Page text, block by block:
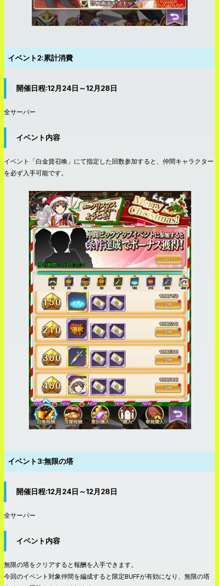
イベント2:累計消費
開催日程:12月24日～12月28日
全サーバー
イベント内容
イベント「白金貨召喚」にて指定した回数参加すると、仲間キャラクター
を必ず入手可能です。
イベント3:無限の塔
開催日程:12月24日～12月28日
全サーバー
イベント内容
無限の塔をクリアすると報酬を入手できます。
今回のイベント対象仲間を編成すると限定BUFFが有効になり、無限の塔